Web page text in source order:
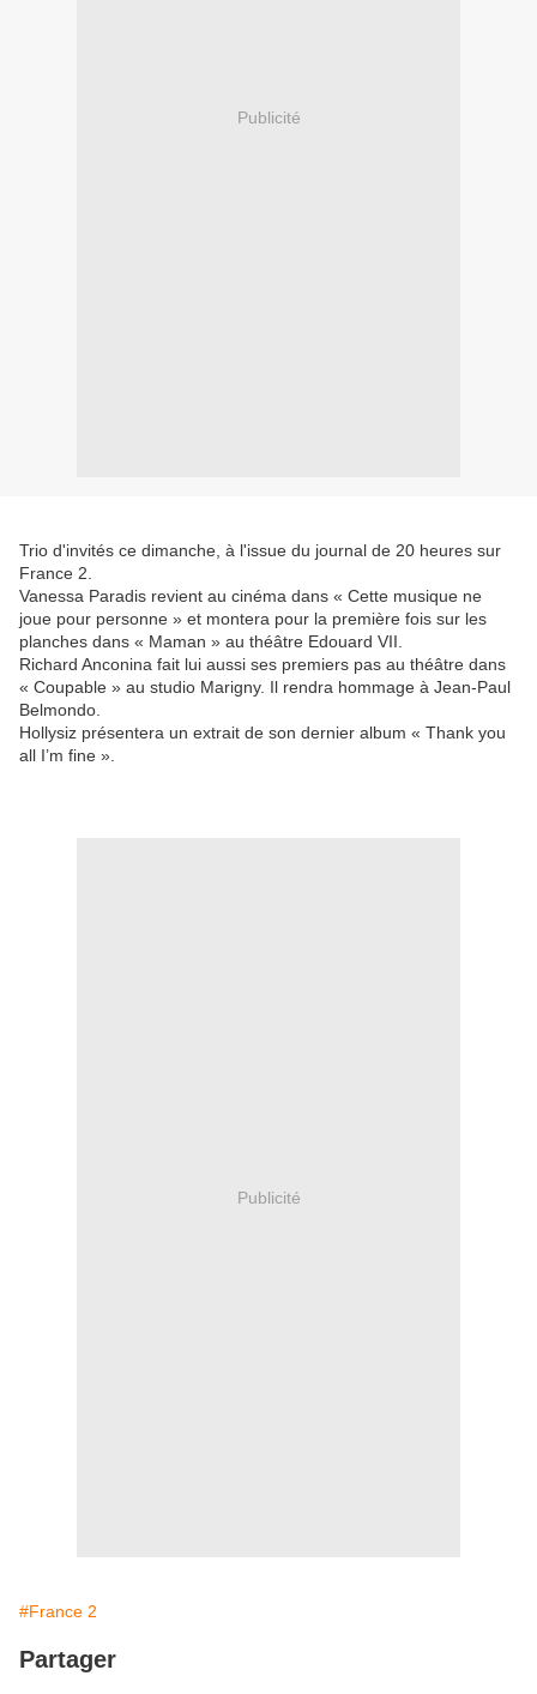
Publicité
Trio d'invités ce dimanche, à l'issue du journal de 20 heures sur
France 2.
Vanessa Paradis revient au cinéma dans « Cette musique ne
joue pour personne » et montera pour la première fois sur les
planches dans « Maman » au théâtre Edouard VII.
Richard Anconina fait lui aussi ses premiers pas au théâtre dans
« Coupable » au studio Marigny. Il rendra hommage à Jean-Paul
Belmondo.
Hollysiz présentera un extrait de son dernier album « Thank you
all I’m fine ».
Publicité
#France 2
Partager